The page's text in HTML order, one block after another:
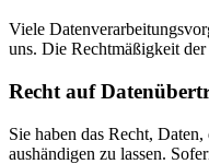
Viele
uns. Die Rechtmäßigkeit
Recht auf
Sie haben das Recht,
aushändigen zu lassen.